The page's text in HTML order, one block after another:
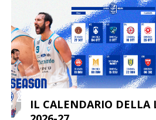
FIRMATO IL